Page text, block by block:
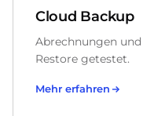
Cloud Backup
Abrechnungen
Restore getestet.
Mehr erfahren